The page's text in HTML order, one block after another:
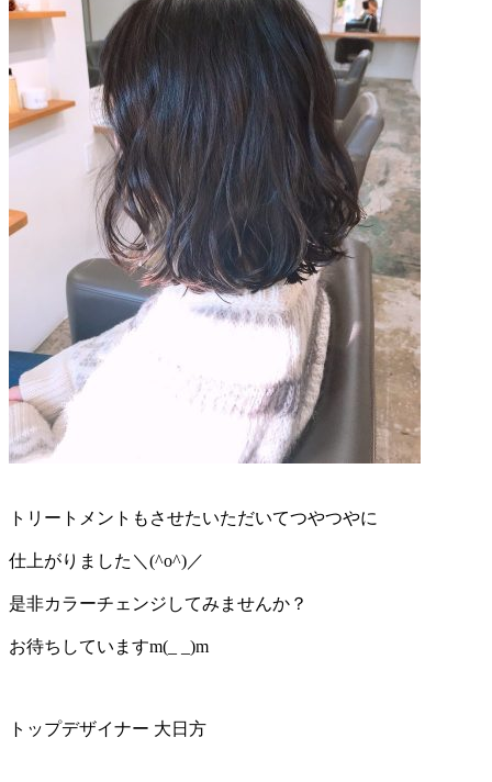
トリートメントもさせたいただいてつやつやに
仕上がりました＼(^o^)／
是非カラーチェンジしてみませんか？
お待ちしていますm(_ _)m
トップデザイナー 大日方